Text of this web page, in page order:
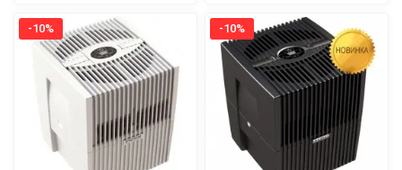
-10% -10%